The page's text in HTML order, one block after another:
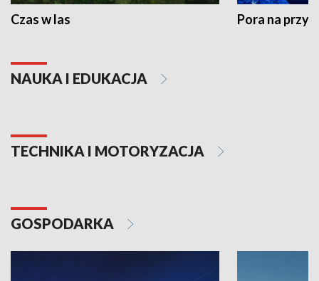
Czas w las Pora na
NAUKA I EDUKACJA
TECHNIKA I MOTORYZACJA
GOSPODARKA